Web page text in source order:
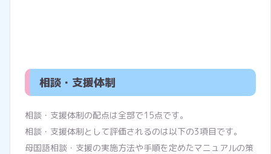
相談・支援体制
相談・支援体制の配点は全部で15点です。
相談・支援体制として評価されるのは以下の3項目です。
母国語相談・支援の実施方法や手順を定めたマニュアルの策